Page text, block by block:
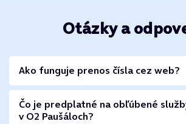
Otázky a
Ako funguje prenos čísla cez web?
Čo je predplatné na obľúbené
v O2 Paušáloch?